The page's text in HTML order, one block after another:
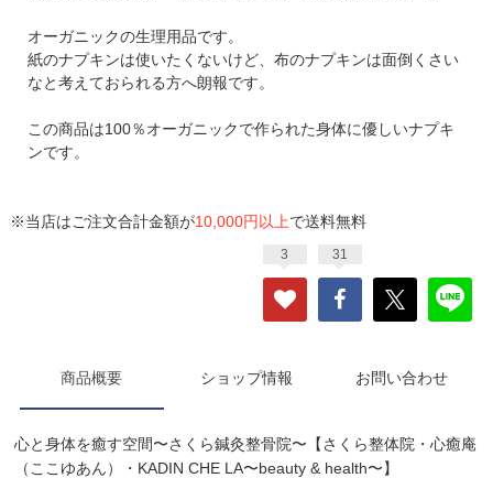
オーガニックの生理用品です。
紙のナプキンは使いたくないけど、布のナプキンは面倒くさい
なと考えておられる方へ朗報です。
この商品は100％オーガニックで作られた身体に優しいナプキ
ンです。
※当店はご注文合計金額が10,000円以上で送料無料
3 31
商品概要 ショップ情報 お問い合わせ
心と身体を癒す空間〜さくら鍼灸整骨院〜【さくら整体院・心癒庵
（ここゆあん）・KADIN CHE LA〜beauty & health〜】